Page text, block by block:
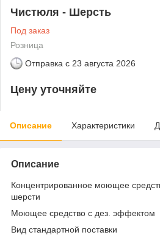
Чистюля - Шерсть
Под заказ
Розница
Отправка с 23 августа 2026
Цену уточняйте
Описание Характеристики
Описание
Концентрированное моющее
шерсти
Моющее средство с дез. эффектом
Вид стандартной поставки